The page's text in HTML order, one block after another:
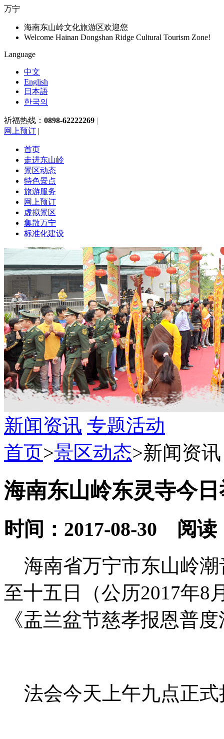
万宁
海南东山岭文化旅游区欢迎您
Welcome Hainan Dongshan Ridge Cultural Tourism Zone!
Language
中文
English
日本語
한국의
祈福热线： 0898-62222269 |
网上预订 |
首页
走进东山岭
景区动态
特色景点
旅游服务
网上预订
虚拟景区
集散万宁
标准化建设
新闻资讯 专题活动
首页>景区动态>新闻资讯
海南东山岭东灵寺今
时间：2017-08-30 阅读
海南省万宁市东山岭潮
至十五日（公历2017年8
《盂兰盆节慈孝报恩普
法会今天上午九点正式